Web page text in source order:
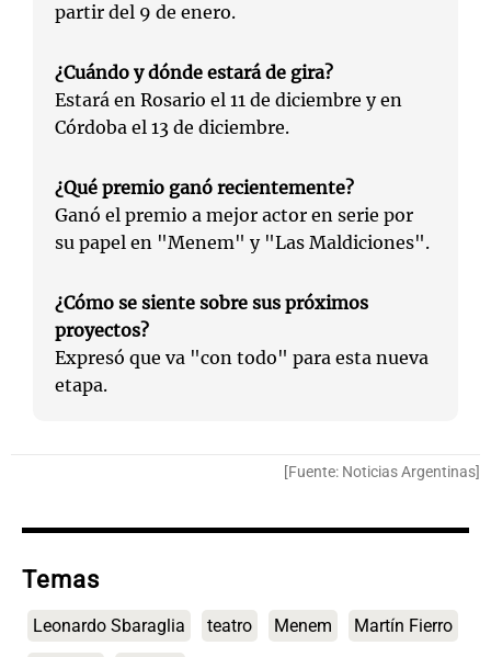
partir del 9 de enero.
¿Cuándo y dónde estará de gira?
Estará en Rosario el 11 de diciembre y en
Córdoba el 13 de diciembre.
¿Qué premio ganó recientemente?
Ganó el premio a mejor actor en serie por
su papel en "Menem" y "Las Maldiciones".
¿Cómo se siente sobre sus próximos
proyectos?
Expresó que va "con todo" para esta nueva
etapa.
[Fuente: Noticias Argentinas]
Temas
Leonardo Sbaraglia teatro Menem Martín Fierro